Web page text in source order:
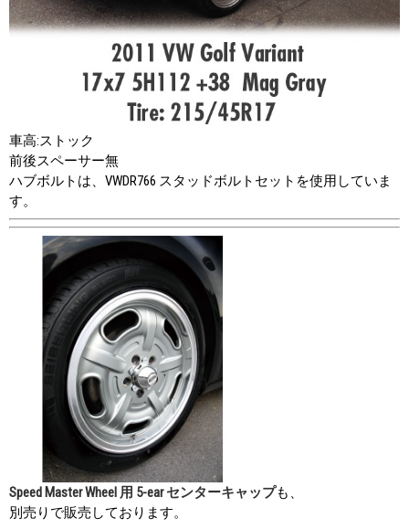
車高:ストック
前後スペーサー無
ハブボルトは、VWDR766 スタッドボルトセットを使用していま
す。
Speed Master Wheel 用 5-ear センターキャップも、
別売りで販売しております。